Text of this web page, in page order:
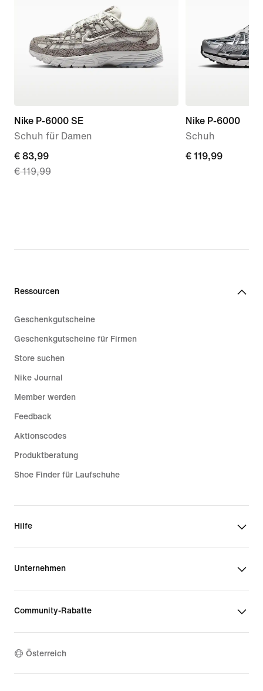
Nike P-6000 SE
Schuh für Damen
current
price
€ 83,99
€ 119,99
Nike P-6000
Schuh
€ 119,99
€ 119,99
Ressourcen
Geschenkgutscheine
Geschenkgutscheine für Firmen
Store suchen
Nike Journal
Member werden
Feedback
Aktionscodes
Produktberatung
Shoe Finder für Laufschuhe
Hilfe
Unternehmen
Community-Rabatte
Österreich